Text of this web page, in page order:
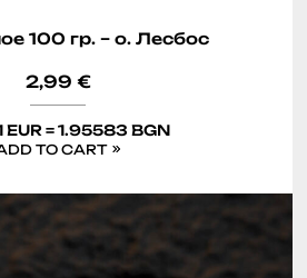
100 гр. – о. Лесбос
2,99 €
EUR = 1.95583 BGN
TO CART